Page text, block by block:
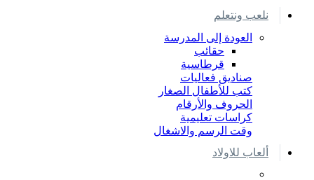
نلعب ونتعلم
العودة إلى المدرسة
حقائب
قرطاسية
صناديق فعاليات
كتب للأطفال الصغار
الحروف والأرقام
كراسات تعليمية
وقت الرسم والاشغال
ألعاب للاولاد